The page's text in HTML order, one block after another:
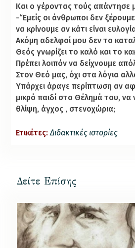
Και ο γέροντας τούς απάντησε
-“Εμείς οι άνθρωποι δεν
να κρίνουμε αν κάτι είναι
Ακόμη αδελφοί μου δεν το
Θεός γνωρίζει το καλό και το
Πρέπει λοιπόν να δείχνουμε
Στον Θεό μας, όχι στα λόγια
Υπάρχει άραγε περίπτωση αν
μικρό παιδί στο Θέλημά του, να
θλίψη, άγχος , στενοχώρια;
Ετικέτες: Διδακτικές ιστορίες
Δείτε Επίσης